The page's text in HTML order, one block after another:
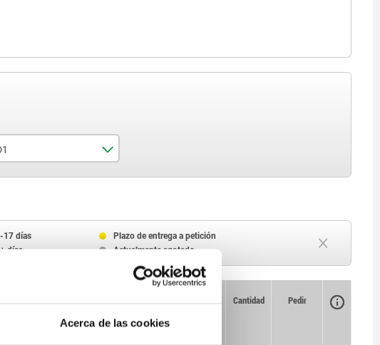
Acerca de las cookies
12
17
17 días
Plazo de entrega a petición
días
Actualmente agotado
CAD Cantidad Pedir